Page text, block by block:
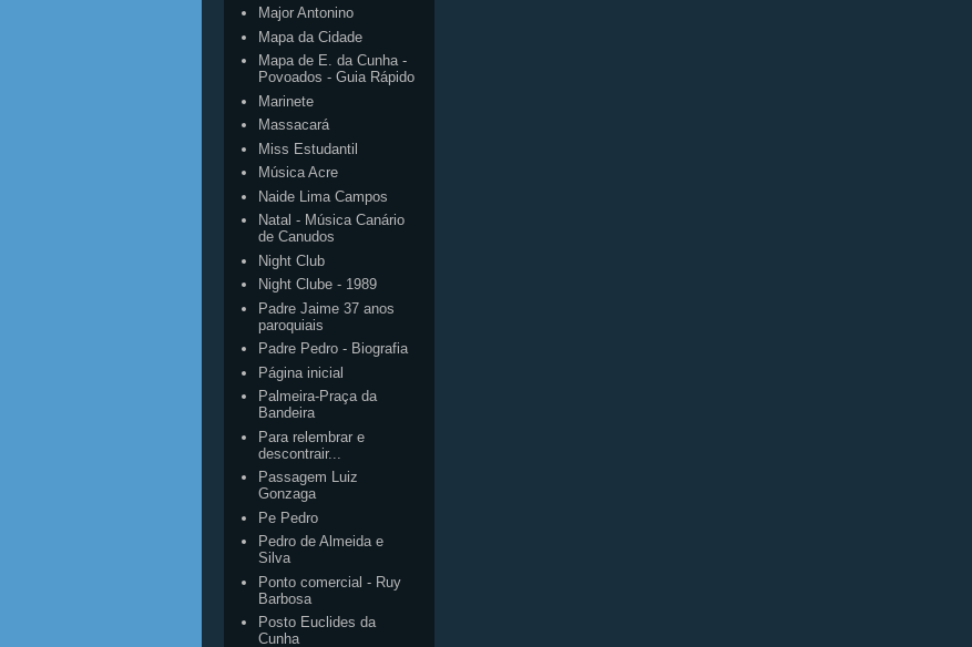
Major Antonino
Mapa da Cidade
Mapa de E. da Cunha -
Povoados - Guia Rápido
Marinete
Massacará
Miss Estudantil
Música Acre
Naide Lima Campos
Natal - Música Canário
de Canudos
Night Club
Night Clube - 1989
Padre Jaime 37 anos
paroquiais
Padre Pedro - Biografia
Página inicial
Palmeira-Praça da
Bandeira
Para relembrar e
descontrair...
Passagem Luiz
Gonzaga
Pe Pedro
Pedro de Almeida e
Silva
Ponto comercial - Ruy
Barbosa
Posto Euclides da
Cunha